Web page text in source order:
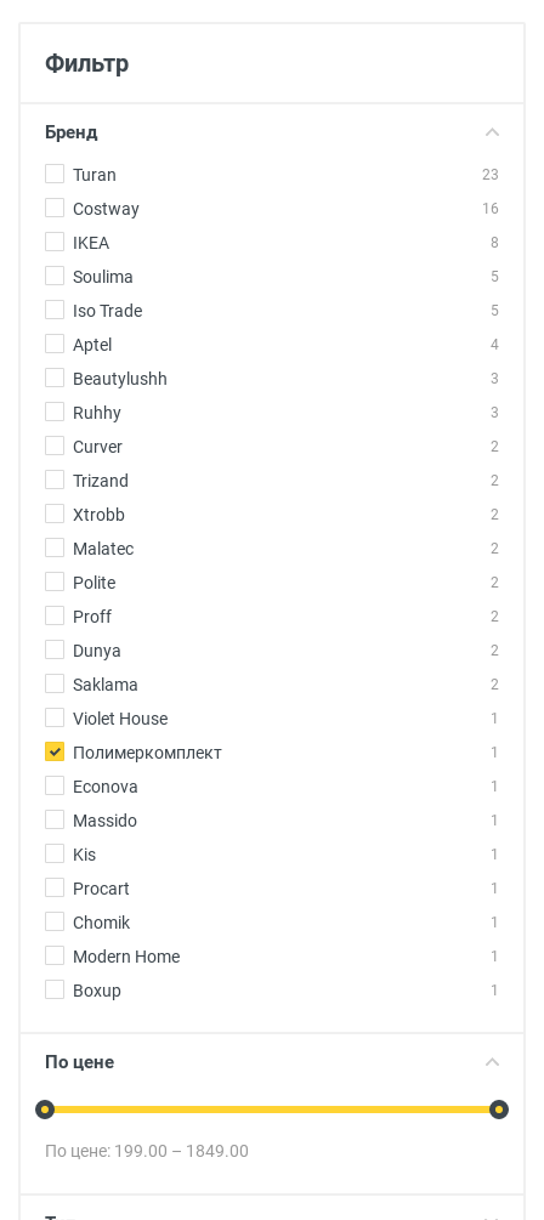
Фильтр
Бренд
Turan 23
Costway 16
IKEA 8
Soulima 5
Iso Trade 5
Aptel 4
Beautylushh 3
Ruhhy 3
Curver 2
Trizand 2
Xtrobb 2
Malatec 2
Polite 2
Proff 2
Dunya 2
Saklama 2
Violet House 1
Полимеркомплект 1
Econova 1
Massido 1
Kis 1
Procart 1
Chomik 1
Modern Home 1
Boxup 1
По цене
По цене: 199.00 – 1849.00